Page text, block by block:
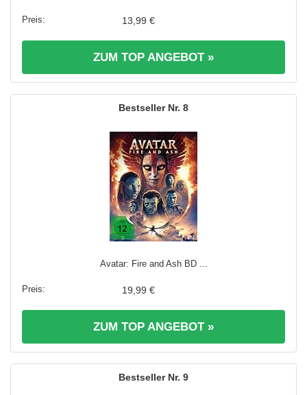
13,99 €
ZUM TOP ANGEBOT »
8
Avatar: Fire and Ash BD ...
19,99 €
ZUM TOP ANGEBOT »
9